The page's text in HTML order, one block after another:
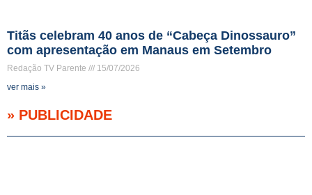
Titãs celebram 40 anos de “Cabeça Dinossauro”
com apresentação em Manaus em Setembro
Redação TV Parente
15/07/2026
ver mais »
» PUBLICIDADE